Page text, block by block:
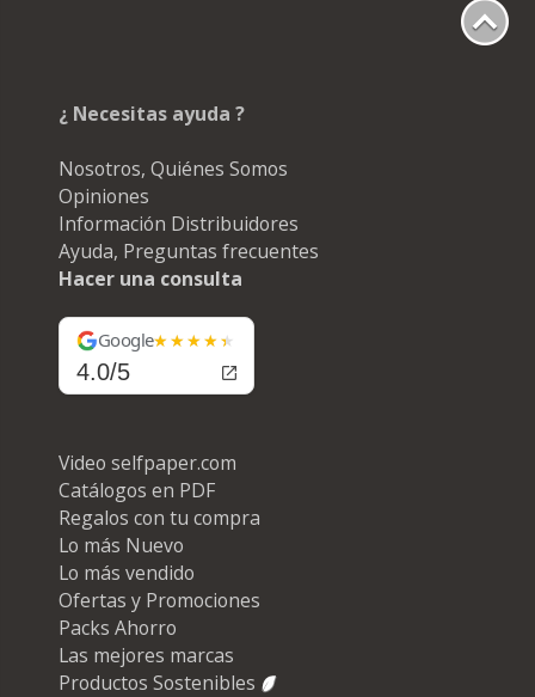
¿ Necesitas ayuda ?
Nosotros, Quiénes Somos
Opiniones
Información Distribuidores
Ayuda, Preguntas frecuentes
Hacer una consulta
Google
4.0/5
Video selfpaper.com
Catálogos en PDF
Regalos con tu compra
Lo más Nuevo
Lo más vendido
Ofertas y Promociones
Packs Ahorro
Las mejores marcas
Productos Sostenibles